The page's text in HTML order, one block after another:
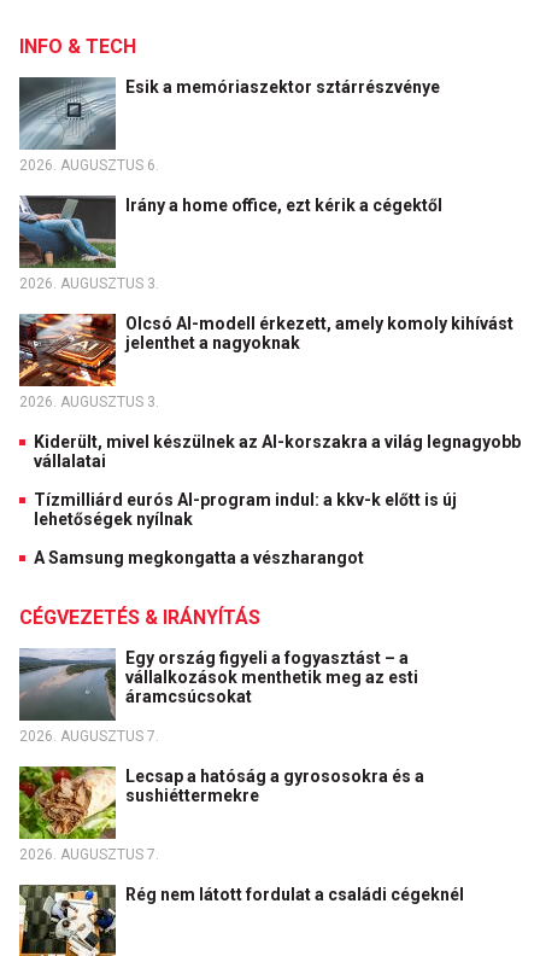
INFO & TECH
Esik a memóriaszektor sztárrészvénye
2026. AUGUSZTUS 6.
Irány a home office, ezt kérik a cégektől
2026. AUGUSZTUS 3.
Olcsó AI-modell érkezett, amely komoly kihívást
jelenthet a nagyoknak
2026. AUGUSZTUS 3.
Kiderült, mivel készülnek az AI-korszakra a világ legnagyobb
vállalatai
Tízmilliárd eurós AI-program indul: a kkv-k előtt is új
lehetőségek nyílnak
A Samsung megkongatta a vészharangot
CÉGVEZETÉS & IRÁNYÍTÁS
Egy ország figyeli a fogyasztást – a
vállalkozások menthetik meg az esti
áramcsúcsokat
2026. AUGUSZTUS 7.
Lecsap a hatóság a gyrososokra és a
sushiéttermekre
2026. AUGUSZTUS 7.
Rég nem látott fordulat a családi cégeknél